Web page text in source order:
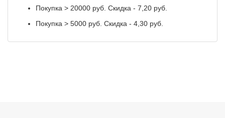
Покупка > 20000 руб. Скидка - 7,20 руб.
Покупка > 5000 руб. Скидка - 4,30 руб.